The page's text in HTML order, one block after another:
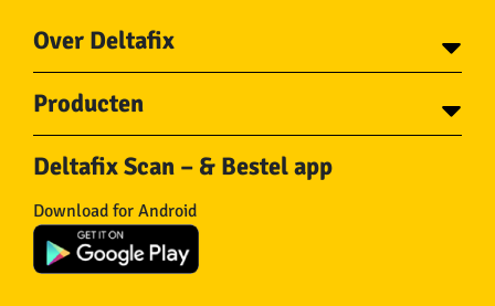
Over Deltafix
Voor gemeentes
Over Deltafix
Producten
Schroeven
Bouten
Draadnagels
Pluggen
Beslag
Ketting en Toebehoren
Deltafix Scan – & Bestel app
Download for Android